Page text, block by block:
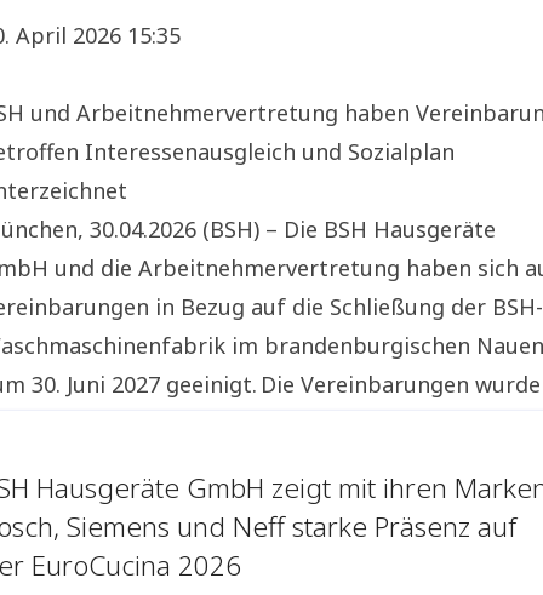
April 2026 15:35
und Arbeitnehmervertretung haben
Interessenausgleich und Sozialplan
30.04.2026 (BSH) – Die BSH Hausgeräte
und die Arbeitnehmervertretung haben sich
in Bezug auf die Schließung der BSH-
im brandenburgischen Nauen
30. Juni 2027 geeinigt. Die Vereinbarungen
Hausgeräte GmbH zeigt mit ihren
Siemens und Neff starke Präsenz auf
EuroCucina 2026